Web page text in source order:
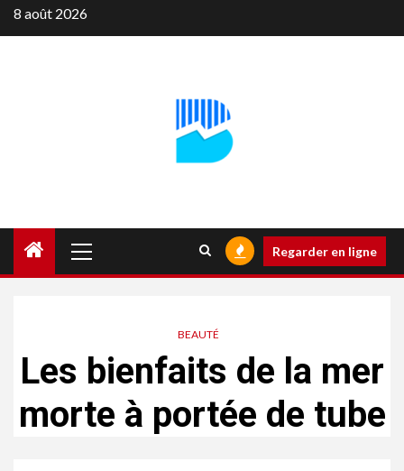
Aller
au
8 août 2026
principal
Regarder en ligne
BEAUTÉ
Les bienfaits de la mer
morte à portée de tube